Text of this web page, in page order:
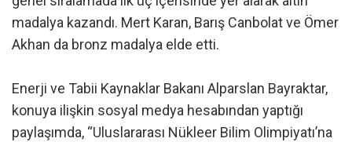
madalya kazandı. Mert Karan, Barış Canbolat ve Ömer
Akhan da bronz madalya elde etti.
Enerji ve Tabii Kaynaklar Bakanı Alparslan Bayraktar,
konuya ilişkin sosyal medya hesabından yaptığı
paylaşımda, “Uluslararası Nükleer Bilim Olimpiyatı’na